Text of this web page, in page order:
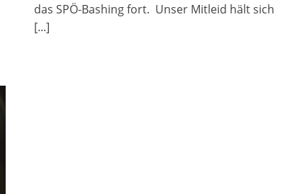
das SPÖ-Bashing fort. Unser Mitleid hält sich
[...]